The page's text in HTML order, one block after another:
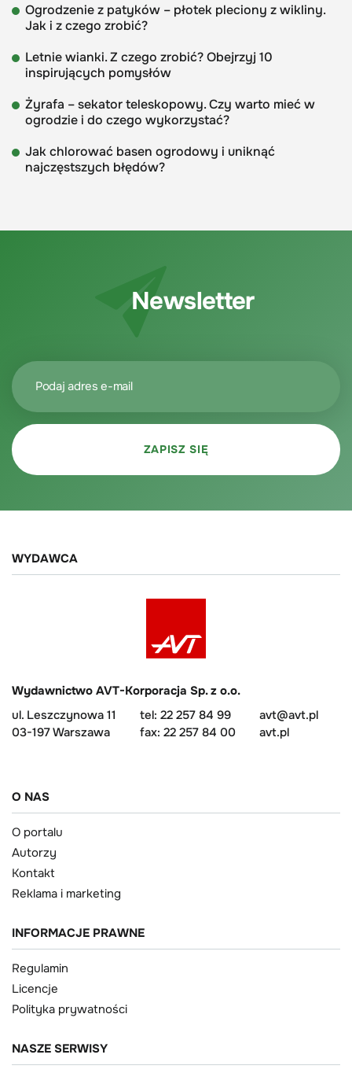
Ogrodzenie z patyków – płotek pleciony z wikliny.
Jak i z czego zrobić?
Letnie wianki. Z czego zrobić? Obejrzyj 10
inspirujących pomysłów
Żyrafa – sekator teleskopowy. Czy warto mieć w
ogrodzie i do czego wykorzystać?
Jak chlorować basen ogrodowy i uniknąć
najczęstszych błędów?
Newsletter
WYDAWCA
Wydawnictwo AVT-Korporacja Sp. z o.o.
ul. Leszczynowa 11
03-197 Warszawa
tel: 22 257 84 99
fax: 22 257 84 00
avt@avt.pl
avt.pl
O NAS
O portalu
Autorzy
Kontakt
Reklama i marketing
INFORMACJE PRAWNE
Regulamin
Licencje
Polityka prywatności
NASZE SERWISY